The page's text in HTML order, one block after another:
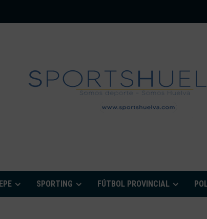
SPORTING FÚTBOL PROVINCIAL